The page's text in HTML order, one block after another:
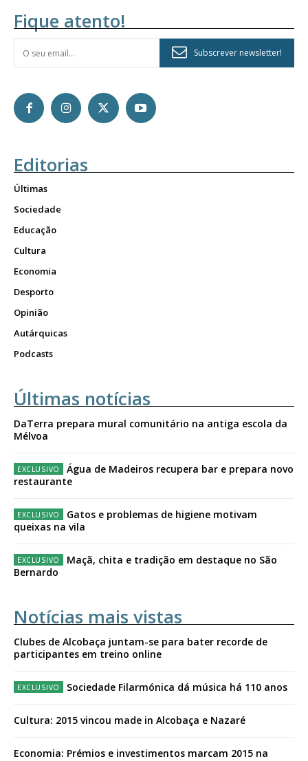
Fique atento!
Subscrever newsletter!
Editorias
Últimas
Sociedade
Educação
Cultura
Economia
Desporto
Opinião
Autárquicas
Podcasts
Últimas notícias
DaTerra prepara mural comunitário na antiga escola da
Mélvoa
Água de Madeiros recupera bar e prepara novo
restaurante
Gatos e problemas de higiene motivam
queixas na vila
Maçã, chita e tradição em destaque no São
Bernardo
Notícias mais vistas
Clubes de Alcobaça juntam-se para bater recorde de
participantes em treino online
Sociedade Filarmónica dá música há 110 anos
Cultura: 2015 vincou made in Alcobaça e Nazaré
Economia: Prémios e investimentos marcam 2015 na